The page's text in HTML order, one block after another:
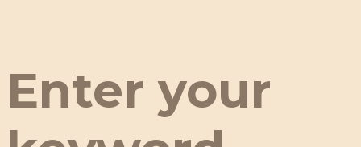
Enter your